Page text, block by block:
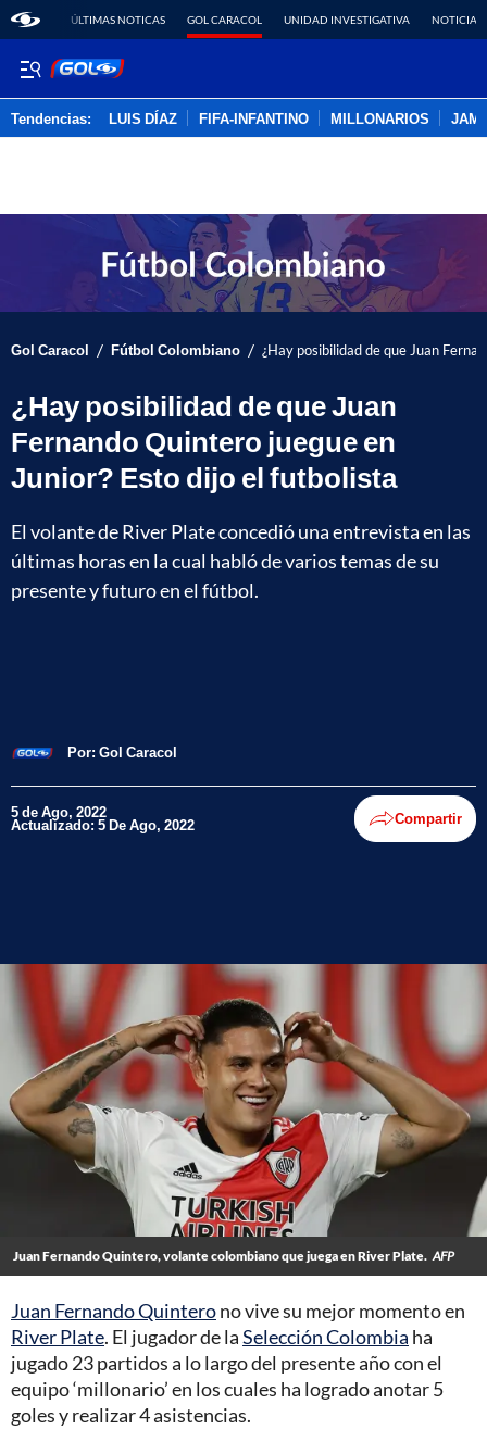
ÚLTIMAS NOTICAS GOL CARACOL UNIDAD INVESTIGATIVA NOTICIAS
Tendencias: LUIS DÍAZ FIFA-INFANTINO MILLONARIOS
Gol Caracol / Fútbol Colombiano / ¿Hay posibilidad de que Juan
¿Hay posibilidad de que Juan
Fernando Quintero juegue en
Junior? Esto dijo el futbolista
El volante de River Plate concedió una entrevista en las
últimas horas en la cual habló de varios temas de su
presente y futuro en el fútbol.
Por: Gol Caracol
5 de Ago, 2022
Actualizado: 5 De Ago, 2022 Compartir
Juan Fernando Quintero, volante colombiano que juega en River Plate. AFP
Juan Fernando Quinterono vive su mejor momento en
River Plate. El jugador de laSelección Colombia ha
jugado 23 partidos a lo largo del presente año con el
equipo ‘millonario’ en los cuales ha logrado anotar 5
goles y realizar 4 asistencias.